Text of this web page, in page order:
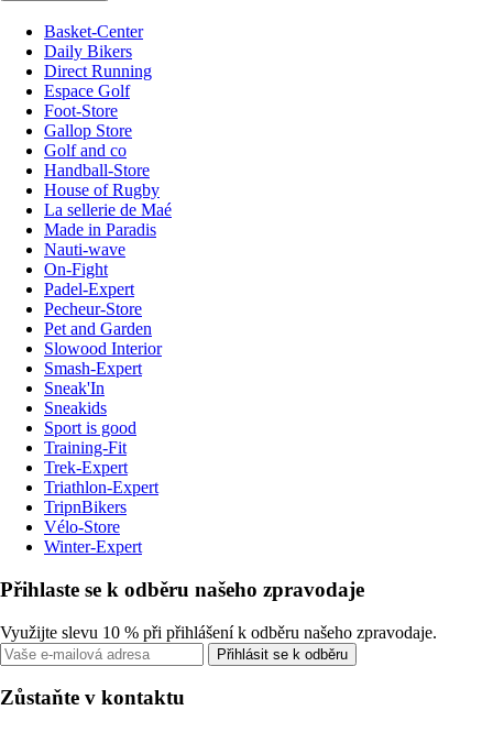
Basket-Center
Daily Bikers
Direct Running
Espace Golf
Foot-Store
Gallop Store
Golf and co
Handball-Store
House of Rugby
La sellerie de Maé
Made in Paradis
Nauti-wave
On-Fight
Padel-Expert
Pecheur-Store
Pet and Garden
Slowood Interior
Smash-Expert
Sneak'In
Sneakids
Sport is good
Training-Fit
Trek-Expert
Triathlon-Expert
TripnBikers
Vélo-Store
Winter-Expert
Přihlaste se k odběru našeho zpravodaje
Využijte slevu 10 % při přihlášení k odběru našeho zpravodaje.
Přihlásit se k odběru
Zůstaňte v kontaktu